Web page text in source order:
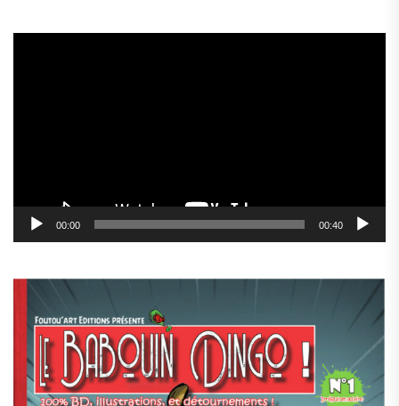
00:00 00:40